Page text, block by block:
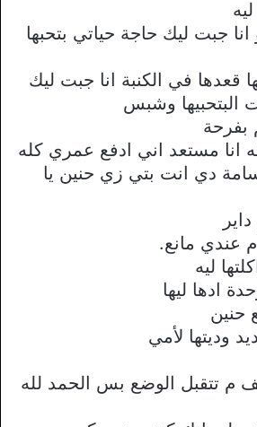
جبت ليك حاجة حياتي بتحبها
قعدها في الكنبة انا جبت ليك
البتحبيها وشبس
بفرحة
انا مستعد اني ادفع عمري كله
دي انت بتي زي حنين يا
عندي مانع.
ليه
ادها ليها
حنين
وديتها لأمي
م تتقبل الوضع بس الحمد لله